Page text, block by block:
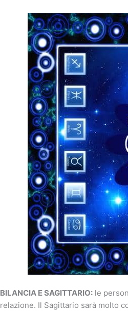
BILANCIA E SAGITTARIO: le
relazione. Il Sagittario sarà molto